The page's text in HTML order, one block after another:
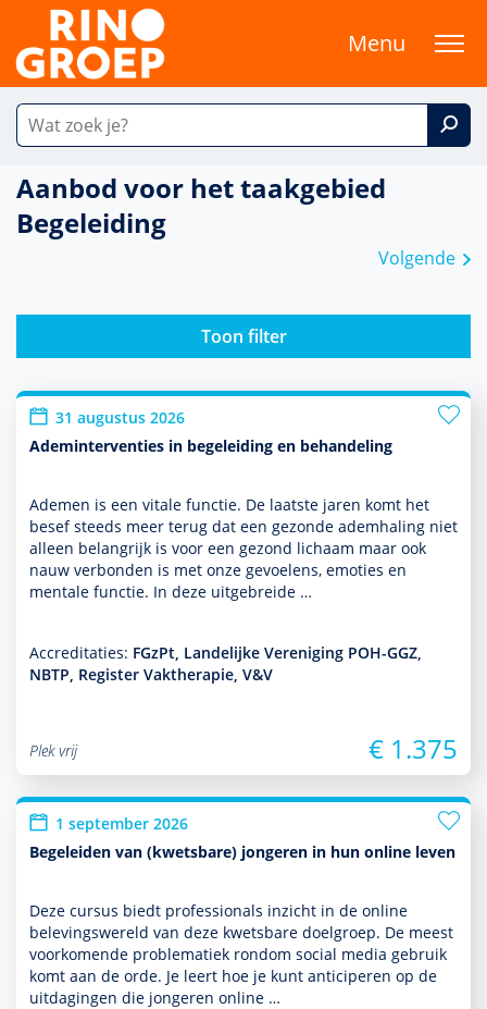
Menu
Aanbod voor het taakgebied
Begeleiding
Volgende
Toon filter
31 augustus 2026
Ademinterventies in begeleiding en behandeling
Ademen is een vitale functie. De laatste jaren komt het
besef steeds meer terug dat een gezonde ademhaling niet
alleen belang­rijk is voor een gezond lichaam maar ook
nauw verbonden is met onze gevoelens, emoties en
mentale functie. In deze uit­ge­breide …
Accreditaties: FGzPt, Landelijke Vereniging POH-GGZ,
NBTP, Register Vaktherapie, V&V
Plek vrij € 1.375
1 september 2026
Begeleiden van (kwetsbare) jongeren in hun online leven
Deze cursus biedt professionals inzicht in de online
belevingswereld van deze kwetsbare doel­groep. De meest
voor­komende proble­ma­tiek ron­dom social media gebruik
komt aan de orde. Je leert hoe je kunt anticiperen op de
uitdagingen die jongeren online …